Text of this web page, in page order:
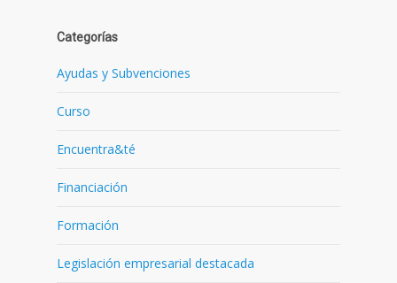
Categorías
Ayudas y Subvenciones
Curso
Encuentra&té
Financiación
Formación
Legislación empresarial destacada